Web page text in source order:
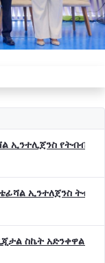
ኢንተሊጀንስ የትብብር
ኢንተለጀንስ
ስኬት አድንቀዋል